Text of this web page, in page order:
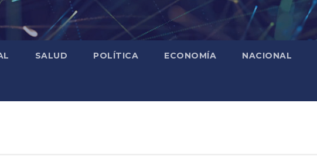
SALUD POLÍTICA ECONOMÍA NACIONAL